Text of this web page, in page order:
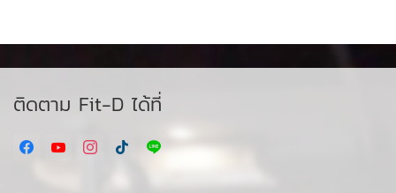
ติดตาม Fit-D ได้ที่